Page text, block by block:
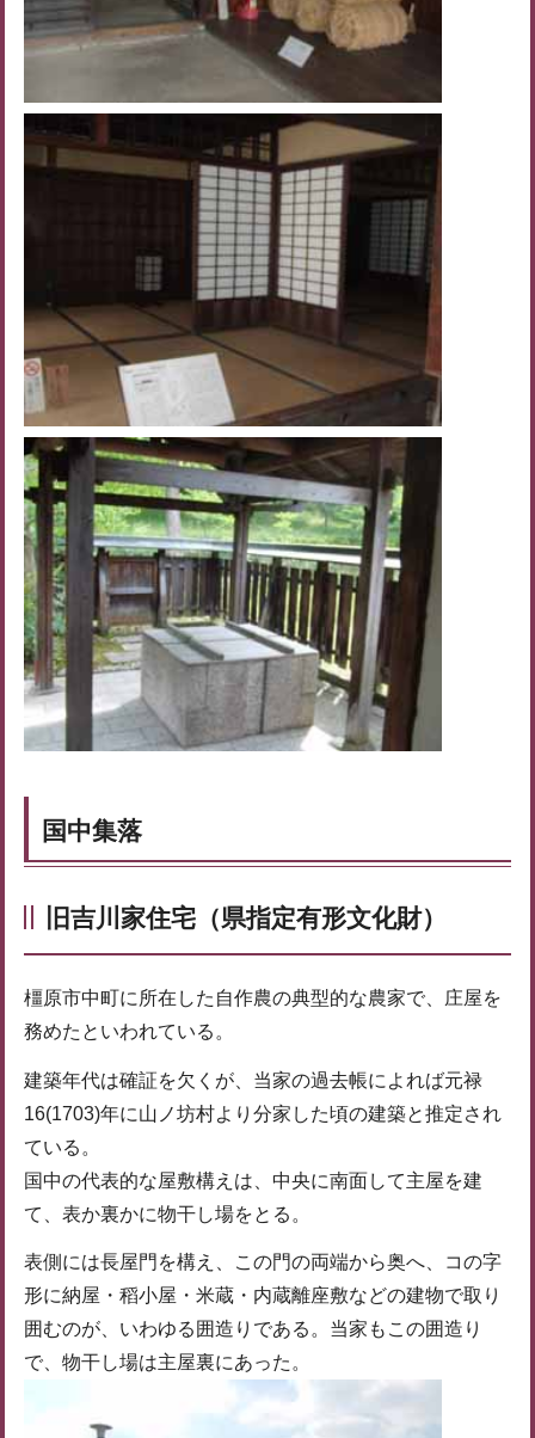
国中集落
旧吉川家住宅（県指定有形文化財）
橿原市中町に所在した自作農の典型的な農家で、庄屋を
務めたといわれている。
建築年代は確証を欠くが、当家の過去帳によれば元禄
16(1703)年に山ノ坊村より分家した頃の建築と推定され
ている。
国中の代表的な屋敷構えは、中央に南面して主屋を建
て、表か裏かに物干し場をとる。
表側には長屋門を構え、この門の両端から奥へ、コの字
形に納屋・稻小屋・米蔵・内蔵離座敷などの建物で取り
囲むのが、いわゆる囲造りである。当家もこの囲造り
で、物干し場は主屋裏にあった。